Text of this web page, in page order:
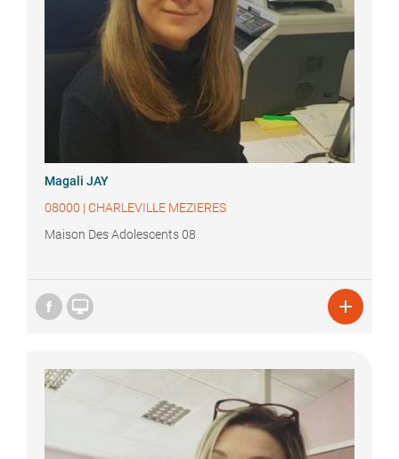
Magali JAY
08000 | CHARLEVILLE MEZIERES
Maison Des Adolescents 08
 